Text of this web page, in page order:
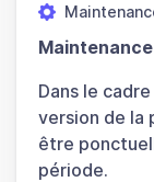
Maintenance
Dans le
version de la
être
période.